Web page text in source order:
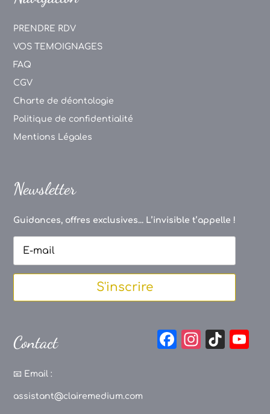
PRENDRE RDV
VOS TEMOIGNAGES
FAQ
CGV
Charte de déontologie
Politique de confidentialité
Mentions Légales
Newsletter
Guidances, offres exclusives... L’invisible t’appelle !
S'inscrire
Contact
📧 Email :
assistant@clairemedium.com
F
In Ti